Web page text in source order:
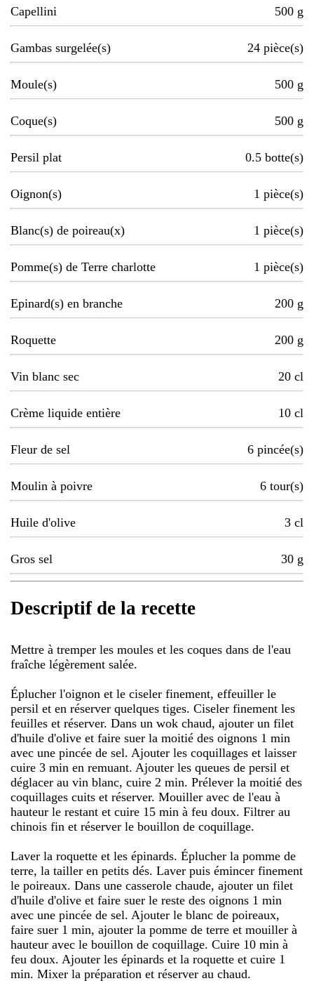
Capellini 500 g
Gambas surgelée(s) 24 pièce(s)
Moule(s) 500 g
Coque(s) 500 g
Persil plat 0.5 botte(s)
Oignon(s) 1 pièce(s)
Blanc(s) de poireau(x) 1 pièce(s)
Pomme(s) de Terre charlotte 1 pièce(s)
Epinard(s) en branche 200 g
Roquette 200 g
Vin blanc sec 20 cl
Crème liquide entière 10 cl
Fleur de sel 6 pincée(s)
Moulin à poivre 6 tour(s)
Huile d'olive 3 cl
Gros sel 30 g
Descriptif de la recette
Mettre à tremper les moules et les coques dans de l'eau
fraîche légèrement salée.
Éplucher l'oignon et le ciseler finement, effeuiller le
persil et en réserver quelques tiges. Ciseler finement les
feuilles et réserver. Dans un wok chaud, ajouter un filet
d'huile d'olive et faire suer la moitié des oignons 1 min
avec une pincée de sel. Ajouter les coquillages et laisser
cuire 3 min en remuant. Ajouter les queues de persil et
déglacer au vin blanc, cuire 2 min. Prélever la moitié des
coquillages cuits et réserver. Mouiller avec de l'eau à
hauteur le restant et cuire 15 min à feu doux. Filtrer au
chinois fin et réserver le bouillon de coquillage.
Laver la roquette et les épinards. Éplucher la pomme de
terre, la tailler en petits dés. Laver puis émincer finement
le poireaux. Dans une casserole chaude, ajouter un filet
d'huile d'olive et faire suer le reste des oignons 1 min
avec une pincée de sel. Ajouter le blanc de poireaux,
faire suer 1 min, ajouter la pomme de terre et mouiller à
hauteur avec le bouillon de coquillage. Cuire 10 min à
feu doux. Ajouter les épinards et la roquette et cuire 1
min. Mixer la préparation et réserver au chaud.